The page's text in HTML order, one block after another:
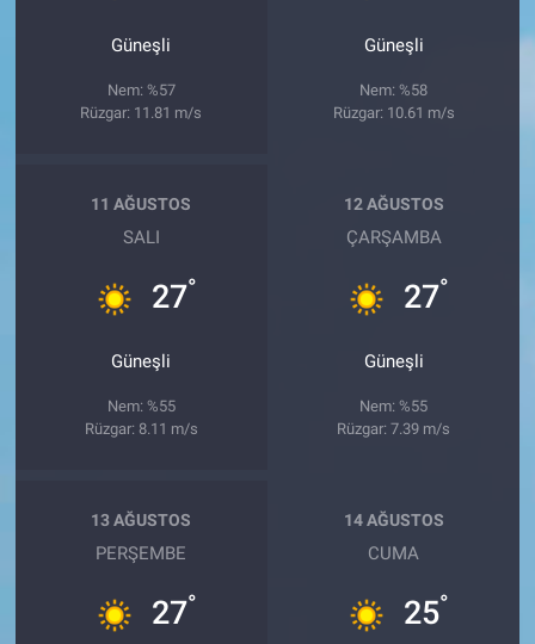
Güneşli
Nem: %57
Rüzgar: 11.81 m/s
Güneşli
Nem: %58
Rüzgar: 10.61 m/s
11 AĞUSTOS
SALI
27°
Güneşli
Nem: %55
Rüzgar: 8.11 m/s
12 AĞUSTOS
ÇARŞAMBA
27°
Güneşli
Nem: %55
Rüzgar: 7.39 m/s
13 AĞUSTOS
PERŞEMBE
27°
14 AĞUSTOS
CUMA
25°